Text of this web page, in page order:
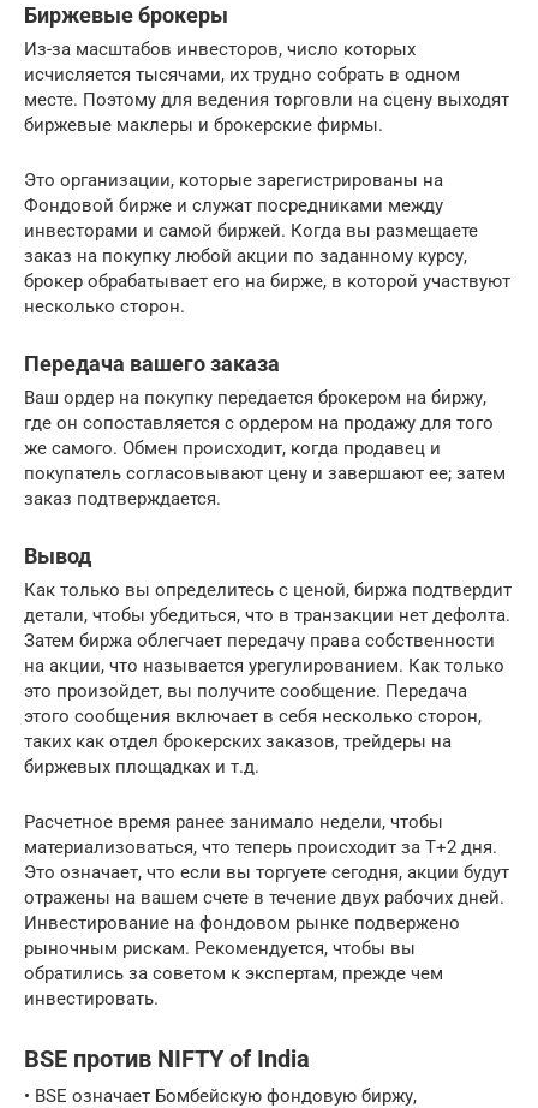
Биржевые брокеры
Из-за масштабов инвесторов, число которых
исчисляется тысячами, их трудно собрать в одном
месте. Поэтому для ведения торговли на сцену выходят
биржевые маклеры и брокерские фирмы.
Это организации, которые зарегистрированы на
Фондовой бирже и служат посредниками между
инвесторами и самой биржей. Когда вы размещаете
заказ на покупку любой акции по заданному курсу,
брокер обрабатывает его на бирже, в которой участвуют
несколько сторон.
Передача вашего заказа
Ваш ордер на покупку передается брокером на биржу,
где он сопоставляется с ордером на продажу для того
же самого. Обмен происходит, когда продавец и
покупатель согласовывают цену и завершают ее; затем
заказ подтверждается.
Вывод
Как только вы определитесь с ценой, биржа подтвердит
детали, чтобы убедиться, что в транзакции нет дефолта.
Затем биржа облегчает передачу права собственности
на акции, что называется урегулированием. Как только
это произойдет, вы получите сообщение. Передача
этого сообщения включает в себя несколько сторон,
таких как отдел брокерских заказов, трейдеры на
биржевых площадках и т.д.
Расчетное время ранее занимало недели, чтобы
материализоваться, что теперь происходит за T+2 дня.
Это означает, что если вы торгуете сегодня, акции будут
отражены на вашем счете в течение двух рабочих дней.
Инвестирование на фондовом рынке подвержено
рыночным рискам. Рекомендуется, чтобы вы
обратились за советом к экспертам, прежде чем
инвестировать.
BSE против NIFTY of India
• BSE означает Бомбейскую фондовую биржу,